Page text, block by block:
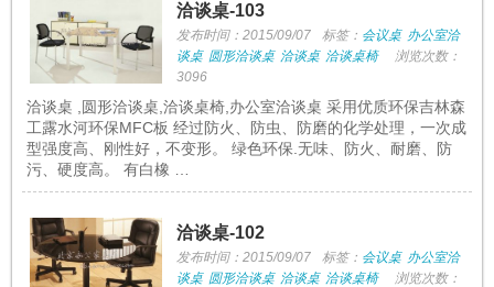
洽谈桌-103
发布时间：2015/09/07 标签： 会议桌 办公室洽
谈桌 圆形洽谈桌 洽谈桌 洽谈桌椅
浏览次数：
3096
洽谈桌 ,圆形洽谈桌,洽谈桌椅,办公室洽谈桌 采用优质环保吉林森
工露水河环保MFC板 经过防火、防虫、防磨的化学处理，一次成
型强度高、刚性好，不变形。 绿色环保.无味、防火、耐磨、防
污、硬度高。 有白橡 …
洽谈桌-102
发布时间：2015/09/07 标签： 会议桌 办公室洽
谈桌 圆形洽谈桌 洽谈桌 洽谈桌椅
浏览次数：